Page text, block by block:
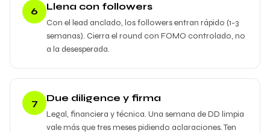
6 Llena con followers
Con el lead anclado, los followers entran rápido (1-3
semanas). Cierra el round con FOMO controlado, no
a la desesperada.
7 Due diligence y firma
Legal, financiera y técnica. Una semana de DD limpia
vale más que tres meses pidiendo aclaraciones. Ten